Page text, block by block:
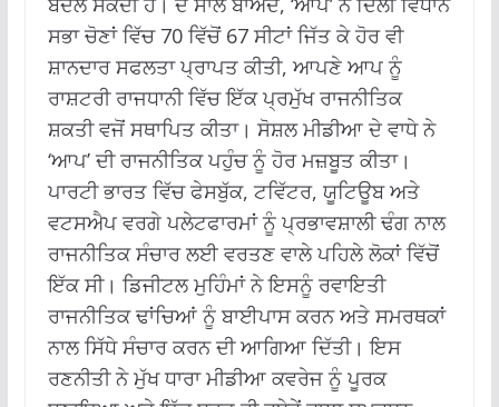
ਸਭਾ ਚੋਣਾਂ ਵਿੱਚ 70 ਵਿੱਚੋਂ 67 ਸੀਟਾਂ ਜਿੱਤ ਕੇ ਹੋਰ ਵੀ
ਸ਼ਾਨਦਾਰ ਸਫਲਤਾ ਪ੍ਰਾਪਤ ਕੀਤੀ, ਆਪਣੇ ਆਪ ਨੂੰ
ਰਾਸ਼ਟਰੀ ਰਾਜਧਾਨੀ ਵਿੱਚ ਇੱਕ ਪ੍ਰਮੁੱਖ ਰਾਜਨੀਤਿਕ
ਸ਼ਕਤੀ ਵਜੋਂ ਸਥਾਪਿਤ ਕੀਤਾ। ਸੋਸ਼ਲ ਮੀਡੀਆ ਦੇ ਵਾਧੇ ਨੇ
‘ਆਪ’ ਦੀ ਰਾਜਨੀਤਿਕ ਪਹੁੰਚ ਨੂੰ ਹੋਰ ਮਜ਼ਬੂਤ ​​ਕੀਤਾ।
ਪਾਰਟੀ ਭਾਰਤ ਵਿੱਚ ਫੇਸਬੁੱਕ, ਟਵਿੱਟਰ, ਯੂਟਿਊਬ ਅਤੇ
ਵਟਸਐਪ ਵਰਗੇ ਪਲੇਟਫਾਰਮਾਂ ਨੂੰ ਪ੍ਰਭਾਵਸ਼ਾਲੀ ਢੰਗ ਨਾਲ
ਰਾਜਨੀਤਿਕ ਸੰਚਾਰ ਲਈ ਵਰਤਣ ਵਾਲੇ ਪਹਿਲੇ ਲੋਕਾਂ ਵਿੱਚੋਂ
ਇੱਕ ਸੀ। ਡਿਜੀਟਲ ਮੁਹਿੰਮਾਂ ਨੇ ਇਸਨੂੰ ਰਵਾਇਤੀ
ਰਾਜਨੀਤਿਕ ਢਾਂਚਿਆਂ ਨੂੰ ਬਾਈਪਾਸ ਕਰਨ ਅਤੇ ਸਮਰਥਕਾਂ
ਨਾਲ ਸਿੱਧੇ ਸੰਚਾਰ ਕਰਨ ਦੀ ਆਗਿਆ ਦਿੱਤੀ। ਇਸ
ਰਣਨੀਤੀ ਨੇ ਮੁੱਖ ਧਾਰਾ ਮੀਡੀਆ ਕਵਰੇਜ ਨੂੰ ਪੂਰਕ